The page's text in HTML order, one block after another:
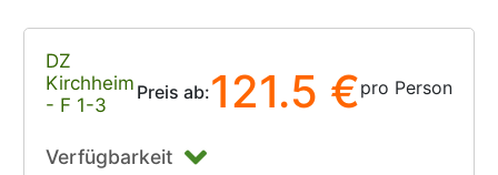
DZ
Kirchheim
- F 1-3
Preis ab:121.5 €pro Person
Verfügbarkeit